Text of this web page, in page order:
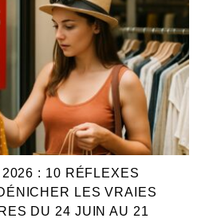
: 10 RÉFLEXES
LES VRAIES
DU 24 JUIN AU 21